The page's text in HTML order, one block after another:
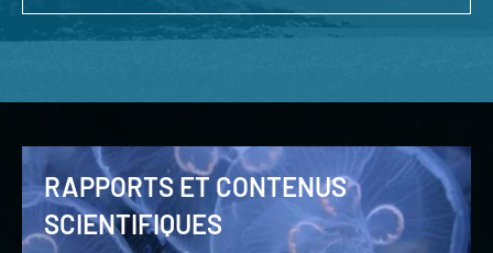
RAPPORTS ET CONTENUS
SCIENTIFIQUES